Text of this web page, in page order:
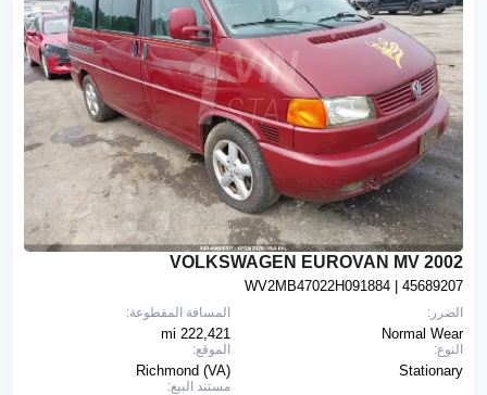
2002 VOLKSWAGEN EUROVAN MV
WV2MB47022H091884 | 45689207
المسافة المقطوعة:
222,421 mi
الموقع:
Richmond (VA)
مستند البيع:
الضرر:
Normal Wear
النوع:
Stationary